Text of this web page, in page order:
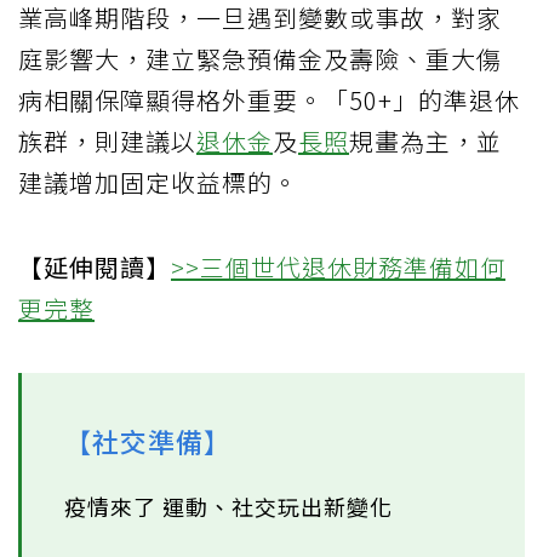
業高峰期階段，一旦遇到變數或事故，對家
庭影響大，建立緊急預備金及壽險、重大傷
病相關保障顯得格外重要。「50+」的準退休
族群，則建議以退休金及長照規畫為主，並
建議增加固定收益標的。
【延伸閱讀】 >>三個世代退休財務準備如何
更完整
【社交準備】
疫情來了 運動、社交玩出新變化